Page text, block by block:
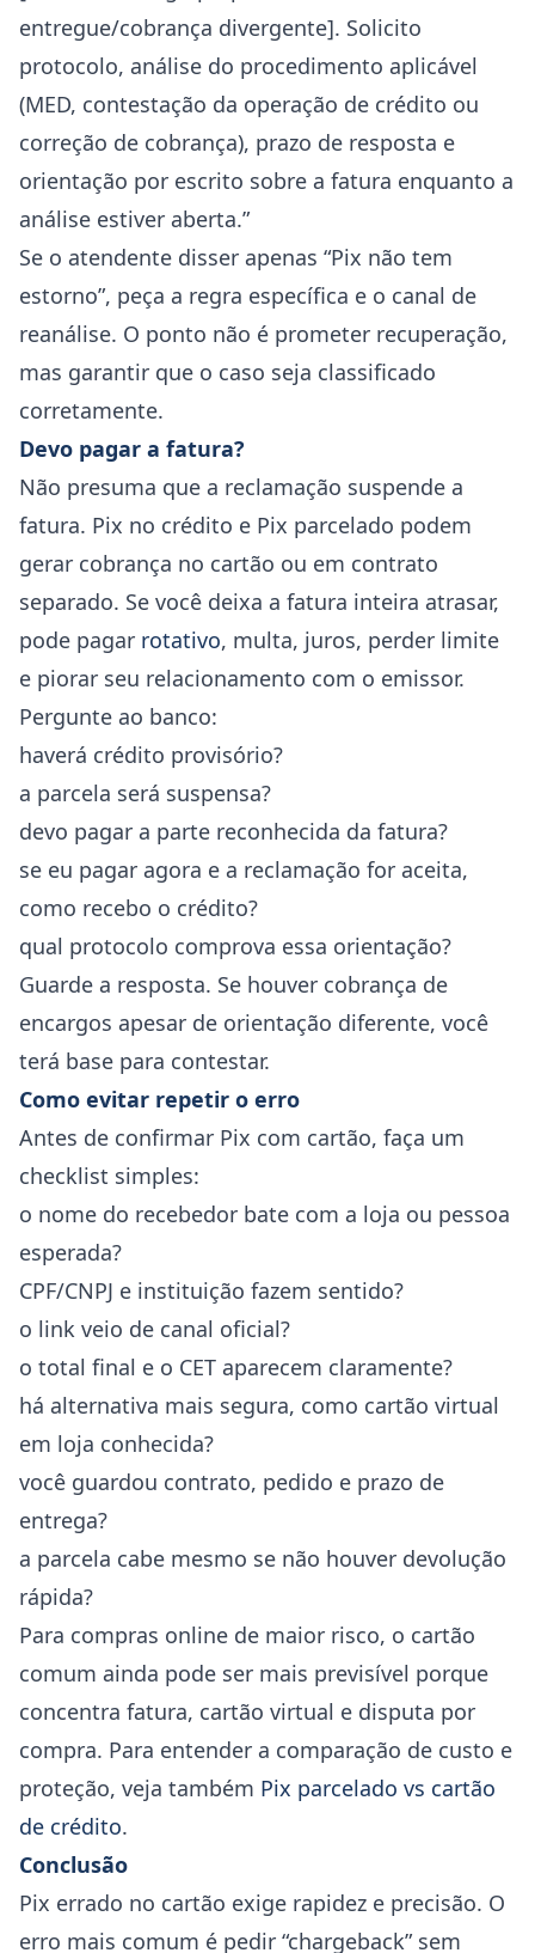
entregue/cobrança divergente]. Solicito
protocolo, análise do procedimento aplicável
(MED, contestação da operação de crédito ou
correção de cobrança), prazo de resposta e
orientação por escrito sobre a fatura enquanto a
análise estiver aberta.”
Se o atendente disser apenas “Pix não tem
estorno”, peça a regra específica e o canal de
reanálise. O ponto não é prometer recuperação,
mas garantir que o caso seja classificado
corretamente.
Devo pagar a fatura?
Não presuma que a reclamação suspende a
fatura. Pix no crédito e Pix parcelado podem
gerar cobrança no cartão ou em contrato
separado. Se você deixa a fatura inteira atrasar,
pode pagar rotativo, multa, juros, perder limite
e piorar seu relacionamento com o emissor.
Pergunte ao banco:
haverá crédito provisório?
a parcela será suspensa?
devo pagar a parte reconhecida da fatura?
se eu pagar agora e a reclamação for aceita,
como recebo o crédito?
qual protocolo comprova essa orientação?
Guarde a resposta. Se houver cobrança de
encargos apesar de orientação diferente, você
terá base para contestar.
Como evitar repetir o erro
Antes de confirmar Pix com cartão, faça um
checklist simples:
o nome do recebedor bate com a loja ou pessoa
esperada?
CPF/CNPJ e instituição fazem sentido?
o link veio de canal oficial?
o total final e o CET aparecem claramente?
há alternativa mais segura, como cartão virtual
em loja conhecida?
você guardou contrato, pedido e prazo de
entrega?
a parcela cabe mesmo se não houver devolução
rápida?
Para compras online de maior risco, o cartão
comum ainda pode ser mais previsível porque
concentra fatura, cartão virtual e disputa por
compra. Para entender a comparação de custo e
proteção, veja também Pix parcelado vs cartão
de crédito.
Conclusão
Pix errado no cartão exige rapidez e precisão. O
erro mais comum é pedir “chargeback” sem